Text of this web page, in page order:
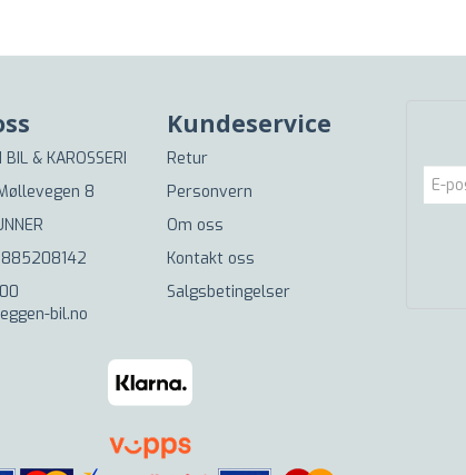
BIL & KAROSSERI
8
885208142
bil.no
Kundeservice
Retur
Personvern
Om oss
Kontakt oss
Salgsbetingelser